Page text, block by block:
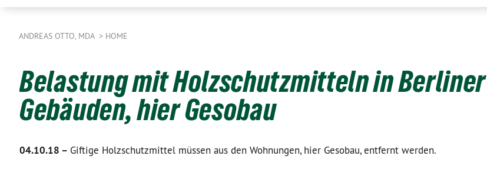
ANDREAS OTTO, MDA HOME
Belastung mit Holzschutzmitteln in Berliner
Gebäuden, hier Gesobau
04.10.18 – Giftige Holzschutzmittel müssen aus den Wohnungen, hier Gesobau, entfernt werden.